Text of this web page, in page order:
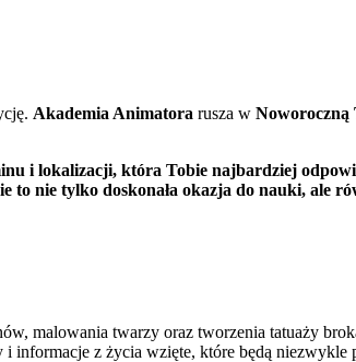
Akademia Animatora rusza w Noworoczną
i lokalizacji, która Tobie najbardziej
to nie tylko doskonała okazja do nauki, ale
malowania twarzy oraz tworzenia tatuaży
informacje z życia wzięte, które będą niezwykle